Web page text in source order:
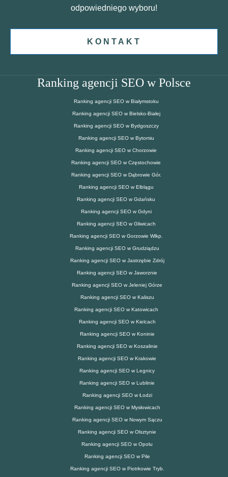
odpowiedniego wyboru!
KONTAKT
Ranking agencji SEO w Polsce
Ranking agencji SEO w Białymstoku
Ranking agencji SEO w Bielsko-Białej
Ranking agencji SEO w Bydgoszczy
Ranking agencji SEO w Bytomiu
Ranking agencji SEO w Chorzowie
Ranking agencji SEO w Częstochowie
Ranking agencji SEO w Dąbrowie Gór.
Ranking agencji SEO w Elblągu
Ranking agencji SEO w Gdańsku
Ranking agencji SEO w Gdyni
Ranking agencji SEO w Gliwicach
Ranking agencji SEO w Gorzowie Wlkp.
Ranking agencji SEO w Grudziądzu
Ranking agencji SEO w Jastrzębie Zdrój
Ranking agencji SEO w Jaworznie
Ranking agencji SEO w Jeleniej Górze
Ranking agencji SEO w Kaliszu
Ranking agencji SEO w Katowicach
Ranking agencji SEO w Kielcach
Ranking agencji SEO w Koninie
Ranking agencji SEO w Koszalinie
Ranking agencji SEO w Krakowie
Ranking agencji SEO w Legnicy
Ranking agencji SEO w Lublinie
Ranking agencji SEO w Łodzi
Ranking agencji SEO w Mysłowicach
Ranking agencji SEO w Nowym Sączu
Ranking agencji SEO w Olsztynie
Ranking agencji SEO w Opolu
Ranking agencji SEO w Pile
Ranking agencji SEO w Piotrkowie Tryb.